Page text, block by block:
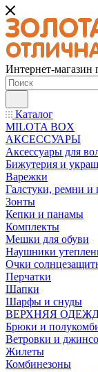
Интернет-магазин
Каталог
MILOTA BOX
АКСЕССУАРЫ
Аксессуары для
Бижутерия и
Варежки
Галстуки, ремни и
Зонты
Кепки и панамы
Комплекты
Мешки для обуви
Наушники
Очки
Перчатки
Шапки
Шарфы и снуды
ВЕРХНЯЯ
Брюки и
Ветровки и
Жилеты
Комбинезоны